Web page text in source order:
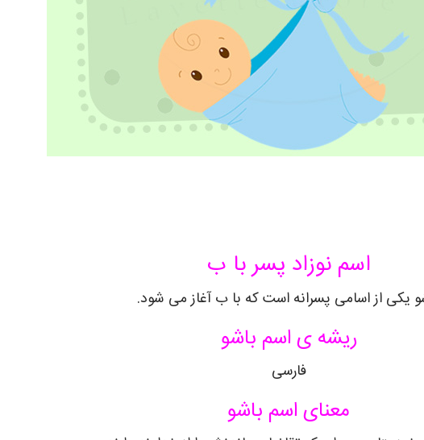
اسم نوزاد پسر با ب
یکی از اسامی پسرانه است که با ب آغاز می شود.
ریشه ی اسم باشو
فارسی
معنای اسم باشو